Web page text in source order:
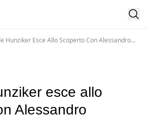
Hunziker Esce Allo Scoperto Con Alessandro
esce allo
Alessandro